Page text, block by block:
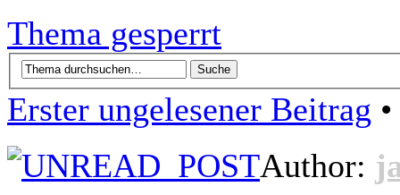
Thema gesperrt
Erster ungelesener Beitrag
Author: